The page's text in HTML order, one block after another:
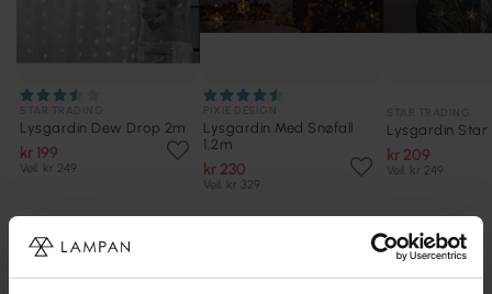
Lysgardin Dew Drop 2m
kr 199
Veil. kr 249
Lysgardin Med Snøfall
1,2m
kr 230
Veil. kr 329
Lysgardin Star
kr 209
Veil. kr 249